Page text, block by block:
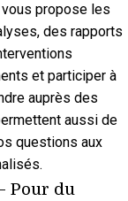
propose les
des rapports
et participer à
auprès des
aussi de
questions aux
Pour du